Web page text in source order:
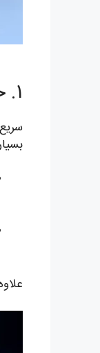
۱. حمل‌ونقل زمینی (جاده‌ای و ریلی)